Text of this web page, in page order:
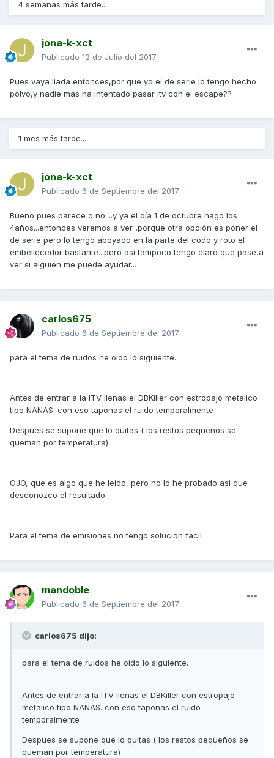
4 semanas más tarde...
jona-k-xct
Publicado 12 de Julio del 2017
Pues vaya liada entonces,por que yo el de serie lo tengo hecho
polvo,y nadie mas ha intentado pasar itv con el escape??
1 mes más tarde...
jona-k-xct
Publicado 6 de Septiembre del 2017
Bueno pues parece q no....y ya el día 1 de octubre hago los
4años...entonces veremos a ver...porque otra opción es poner el
de serie pero lo tengo aboyado en la parte del codo y roto el
embellecedor bastante...pero así tampoco tengo claro que pase,a
ver si alguien me puede ayudar...
carlos675
Publicado 6 de Septiembre del 2017
para el tema de ruidos he oido lo siguiente.
Antes de entrar a la ITV llenas el DBKiller con estropajo metalico
tipo NANAS. con eso taponas el ruido temporalmente
Despues se supone que lo quitas ( los restos pequeños se
queman por temperatura)
OJO, que es algo que he leido, pero no lo he probado asi que
desconozco el resultado
Para el tema de emisiones no tengo solucion facil
mandoble
Publicado 6 de Septiembre del 2017
carlos675 dijo:
para el tema de ruidos he oido lo siguiente.
Antes de entrar a la ITV llenas el DBKiller con estropajo
metalico tipo NANAS. con eso taponas el ruido
temporalmente
Despues se supone que lo quitas ( los restos pequeños se
queman por temperatura)